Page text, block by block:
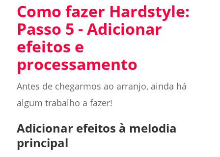
Como fazer Hardstyle:
Passo 5 - Adicionar
efeitos e
processamento
Antes de chegarmos ao arranjo, ainda há
algum trabalho a fazer!
Adicionar efeitos à melodia
principal